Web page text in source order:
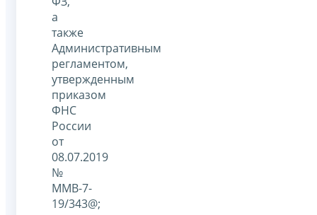
а
также
Административным
регламентом,
утвержденным
приказом
ФНС
России
от
08.07.2019
№
ММВ-7-
19/343@;